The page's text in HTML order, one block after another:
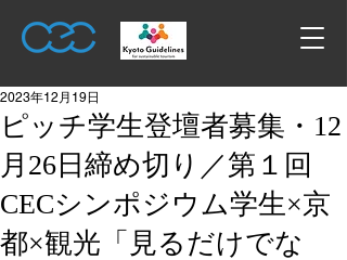
ピッチ学生登壇者募集・12
月26日締め切り／第１回
CECシンポジウム学生×京
都×観光「見るだけでな
2023年12月19日